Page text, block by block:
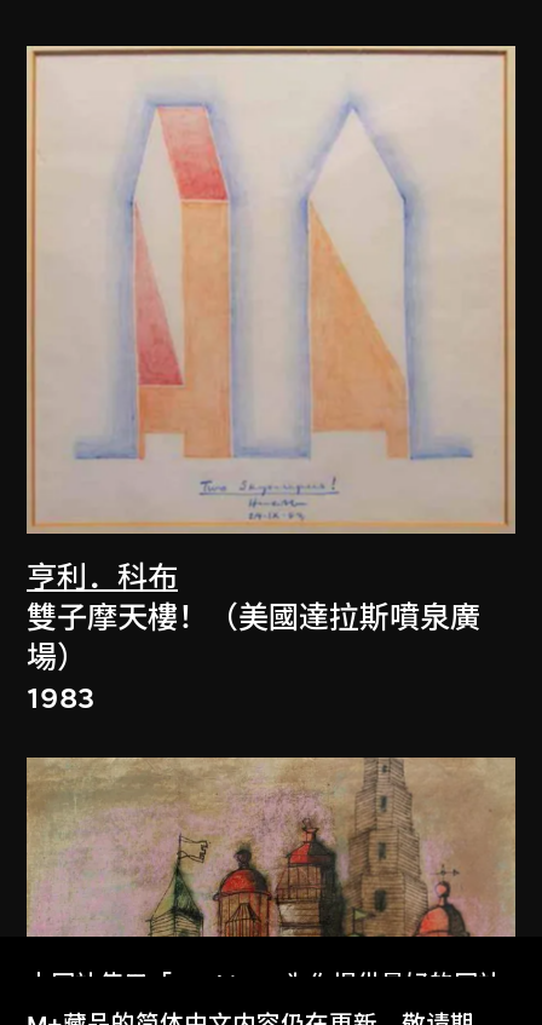
亨利．科布
雙子摩天樓！（美國達拉斯噴泉廣
場）
1983
本网站使用「Cookies」为你提供最好的网站